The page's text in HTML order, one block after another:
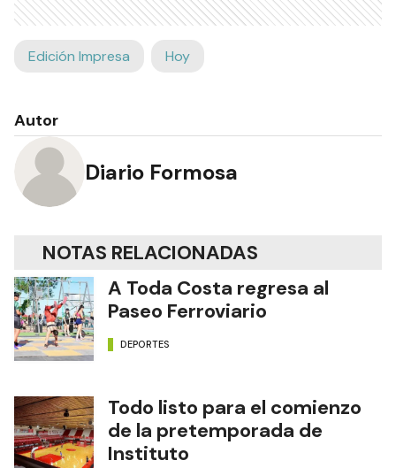
Edición Impresa Hoy
Autor
Diario Formosa
NOTAS RELACIONADAS
A Toda Costa regresa al
Paseo Ferroviario
DEPORTES
Todo listo para el comienzo
de la pretemporada de
Instituto